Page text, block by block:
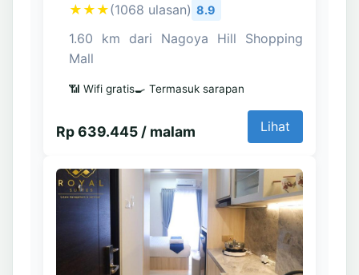
★★★(1068 ulasan) 8.9
1.60 km dari Nagoya Hill Shopping
Mall
📶 Wifi gratis🍳 Termasuk sarapan
Rp 639.445 / malam Lihat